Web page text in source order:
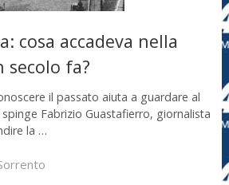
cosa accadeva nella
secolo fa?
il passato aiuta a guardare al
Fabrizio Guastafierro, giornalista
la …